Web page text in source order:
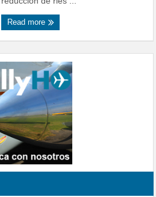
Read more